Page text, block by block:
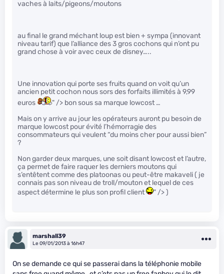
vaches à laits/pigeons/moutons
au final le grand méchant loup est bien + sympa (innovant
niveau tarif) que l’alliance des 3 gros cochons qui n’ont pu
grand chose à voir avec ceux de disney…..
Une innovation qui porte ses fruits quand on voit qu’un
ancien petit cochon nous sors des forfaits illimités à 9,99
euros
" /> bon sous sa marque lowcost …
Mais on y arrive au jour les opérateurs auront pu besoin de
marque lowcost pour évité l’hémorragie des
consommateurs qui veulent “du moins cher pour aussi bien”
?
Non garder deux marques, une soit disant lowcost et l’autre,
ça permet de faire raquer les derniers moutons qui
s’entêtent comme des platoonas ou peut-être makaveli ( je
connais pas son niveau de troll/mouton et lequel de ces
aspect détermine le plus son profil client
" /> )
marshall39
Le 09/01/2013 à 16h47
On se demande ce qui se passerai dans la téléphonie mobile